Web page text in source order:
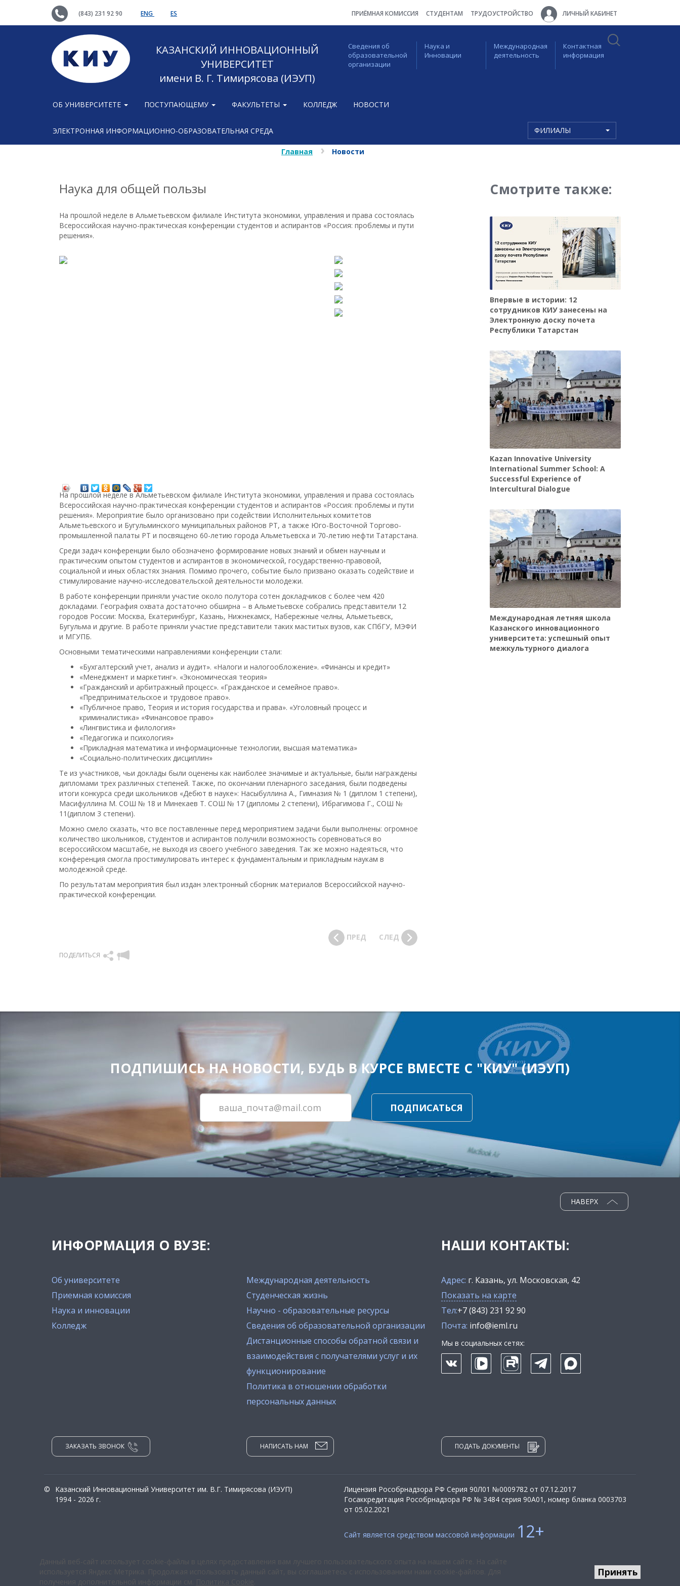
(843) 231 92 90 ENG ES ПРИЁМНАЯ КОМИССИЯ СТУДЕНТАМ ТРУДОУСТРОЙСТВО ЛИЧНЫЙ КАБИНЕТ
КАЗАНСКИЙ ИННОВАЦИОННЫЙ
УНИВЕРСИТЕТ
имени В. Г. Тимирясова (ИЭУП)
Сведения об
образовательной
организации
Наука и
Инновации
Международная
деятельность
Контактная
информация
ОБ УНИВЕРСИТЕТЕ ПОСТУПАЮЩЕМУ ФАКУЛЬТЕТЫ КОЛЛЕДЖ НОВОСТИ
ЭЛЕКТРОННАЯ ИНФОРМАЦИОННО-ОБРАЗОВАТЕЛЬНАЯ СРЕДА ФИЛИАЛЫ
Главная Новости
Наука для общей пользы
На прошлой неделе в Альметьевском филиале Института экономики, управления и права состоялась
Всероссийская научно-практическая конференции студентов и аспирантов «Россия: проблемы и пути
решения».
На прошлой неделе в Альметьевском филиале Института экономики, управления и права состоялась
Всероссийская научно-практическая конференции студентов и аспирантов «Россия: проблемы и пути
решения». Мероприятие было организовано при содействии Исполнительных комитетов
Альметьевского и Бугульминского муниципальных районов РТ, а также Юго-Восточной Торгово-
промышленной палаты РТ и посвящено 60-летию города Альметьевска и 70-летию нефти Татарстана.
Среди задач конференции было обозначено формирование новых знаний и обмен научным и
практическим опытом студентов и аспирантов в экономической, государственно-правовой,
социальной и иных областях знания. Помимо прочего, событие было призвано оказать содействие и
стимулирование научно-исследовательской деятельности молодежи.
В работе конференции приняли участие около полутора сотен докладчиков с более чем 420
докладами. География охвата достаточно обширна – в Альметьевске собрались представители 12
городов России: Москва, Екатеринбург, Казань, Нижнекамск, Набережные челны, Альметьевск,
Бугульма и другие. В работе приняли участие представители таких маститых вузов, как СПбГУ, МЭФИ
и МГУПБ.
Основными тематическими направлениями конференции стали:
«Бухгалтерский учет, анализ и аудит». «Налоги и налогообложение». «Финансы и кредит»
«Менеджмент и маркетинг». «Экономическая теория»
«Гражданский и арбитражный процесс». «Гражданское и семейное право».
«Предпринимательское и трудовое право».
«Публичное право, Теория и история государства и права». «Уголовный процесс и
криминалистика» «Финансовое право»
«Лингвистика и филология»
«Педагогика и психология»
«Прикладная математика и информационные технологии, высшая математика»
«Социально-политических дисциплин»
Те из участников, чьи доклады были оценены как наиболее значимые и актуальные, были награждены
дипломами трех различных степеней. Также, по окончании пленарного заседания, были подведены
итоги конкурса среди школьников «Дебют в науке»: Насыбуллина А., Гимназия № 1 (диплом 1 степени),
Масифуллина М. СОШ № 18 и Минекаев Т. СОШ № 17 (дипломы 2 степени), Ибрагимова Г., СОШ №
11(диплом 3 степени).
Можно смело сказать, что все поставленные перед мероприятием задачи были выполнены: огромное
количество школьников, студентов и аспирантов получили возможность соревноваться во
всероссийском масштабе, не выходя из своего учебного заведения. Так же можно надеяться, что
конференция смогла простимулировать интерес к фундаментальным и прикладным наукам в
молодежной среде.
По результатам мероприятия был издан электронный сборник материалов Всероссийской научно-
практической конференции.
ПОДЕЛИТЬСЯ
ПРЕД СЛЕД
Смотрите также:
Впервые в истории: 12
сотрудников КИУ занесены на
Электронную доску почета
Республики Татарстан
Kazan Innovative University
International Summer School: A
Successful Experience of
Intercultural Dialogue
Международная летняя школа
Казанского инновационного
университета: успешный опыт
межкультурного диалога
ПОДПИШИСЬ НА НОВОСТИ, БУДЬ В КУРСЕ ВМЕСТЕ С "КИУ" (ИЭУП)
ПОДПИСАТЬСЯ
ИНФОРМАЦИЯ О ВУЗЕ:
Об университете
Приемная комиссия
Наука и инновации
Колледж
Международная деятельность
Студенческая жизнь
Научно - образовательные ресурсы
Сведения об образовательной организации
Дистанционные способы обратной связи и
взаимодействия с получателями услуг и их
функционирование
Политика в отношении обработки
персональных данных
НАВЕРХ
НАШИ КОНТАКТЫ:
Адрес: г. Казань, ул. Московская, 42
Показать на карте
Тел:+7 (843) 231 92 90
Почта: info@ieml.ru
Мы в социальных сетях:
ЗАКАЗАТЬ ЗВОНОК НАПИСАТЬ НАМ ПОДАТЬ ДОКУМЕНТЫ
©
Казанский Инновационный Университет им. В.Г. Тимирясова (ИЭУП)
1994 - 2026 г.
Лицензия Рособрнадзора РФ Серия 90Л01 №0009782 от 07.12.2017
Госаккредитация Рособрнадзора РФ № 3484 серия 90А01, номер бланка 0003703
от 05.02.2021
Сайт является средством массовой информации 12+
Данный веб-сайт использует cookie-файлы в целях предоставления вам лучшего пользовательского опыта на нашем сайте. На сайте
используется Яндекс Метрика. Продолжая использовать данный сайт, вы соглашаетесь с использованием нами cookie-файлов. Для
получения дополнительной информации см.
Политика Cookie
Принять